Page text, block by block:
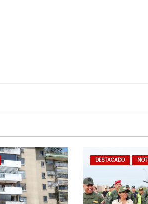
DESTACADO